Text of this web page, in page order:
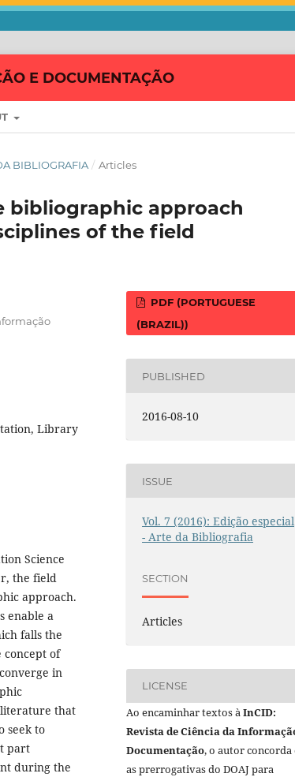
E DOCUMENTAÇÃO
BIBLIOGRAFIA / Articles
bibliographic approach
of the field
Library
Science
the field
approach.
enable a
falls the
concept of
in
literature that
seek to
part
during the
PDF (PORTUGUESE
(BRAZIL))
PUBLISHED
2016-08-10
ISSUE
Vol. 7 (2016): Edição especial
- Arte da Bibliografia
SECTION
Articles
LICENSE
Ao encaminhar textos à InCID:
Revista de Ciência da
Documentação, o autor concorda
as prerrogativas do DOAJ para